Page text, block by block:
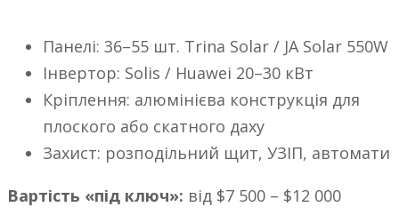
Панелі: 36–55 шт. Trina Solar / JA Solar 550W
Інвертор: Solis / Huawei 20–30 кВт
Кріплення: алюмінієва конструкція для
плоского або скатного даху
Захист: розподільний щит, УЗІП, автомати
Вартість «під ключ»: від $7 500 – $12 000